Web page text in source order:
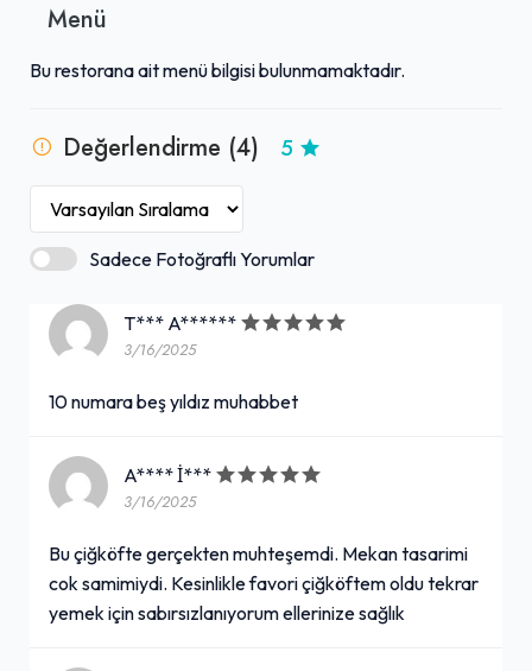
kaliteli hizmete karşılık, fiyatların 'gerçekten uygun' olduğu
önem verenlerin ve keyifli bir ortam arayanların favori
ziyaret etmek için sabırsızlandıklarını ifade ediyorlar.
Menü
Bu restorana ait menü bilgisi bulunmamaktadır.
Değerlendirme (4) 5
Sadece Fotoğraflı Yorumlar
T*** A******
3/16/2025
10 numara beş yıldız muhabbet
A**** İ***
3/16/2025
Bu çiğköfte gerçekten muhteşemdi. Mekan tasarimi
cok samimiydi. Kesinlikle favori çiğköftem oldu tekrar
yemek için sabırsızlanıyorum ellerinize sağlık